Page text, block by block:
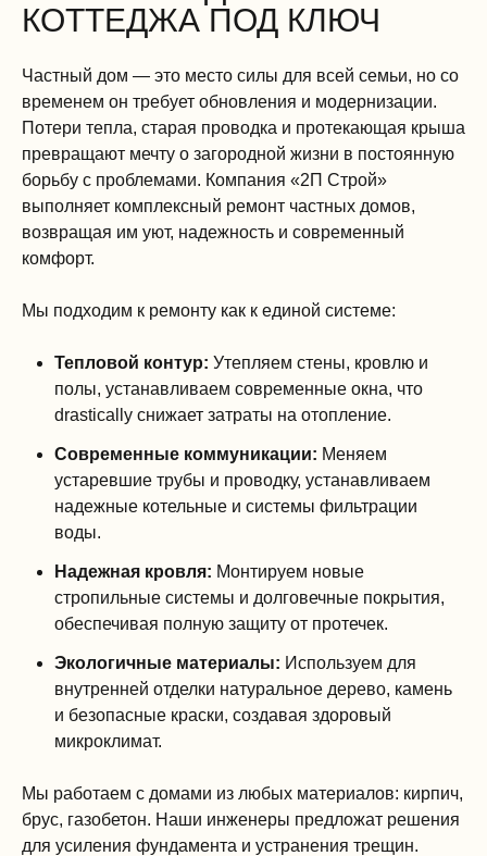
КОТТЕДЖА ПОД КЛЮЧ
Частный дом — это место силы для всей семьи, но со
временем он требует обновления и модернизации.
Потери тепла, старая проводка и протекающая крыша
превращают мечту о загородной жизни в постоянную
борьбу с проблемами. Компания «2П Строй»
выполняет комплексный ремонт частных домов,
возвращая им уют, надежность и современный
комфорт.
Мы подходим к ремонту как к единой системе:
Тепловой контур: Утепляем стены, кровлю и
полы, устанавливаем современные окна, что
drastically снижает затраты на отопление.
Современные коммуникации: Меняем
устаревшие трубы и проводку, устанавливаем
надежные котельные и системы фильтрации
воды.
Надежная кровля: Монтируем новые
стропильные системы и долговечные покрытия,
обеспечивая полную защиту от протечек.
Экологичные материалы: Используем для
внутренней отделки натуральное дерево, камень
и безопасные краски, создавая здоровый
микроклимат.
Мы работаем с домами из любых материалов: кирпич,
брус, газобетон. Наши инженеры предложат решения
для усиления фундамента и устранения трещин.